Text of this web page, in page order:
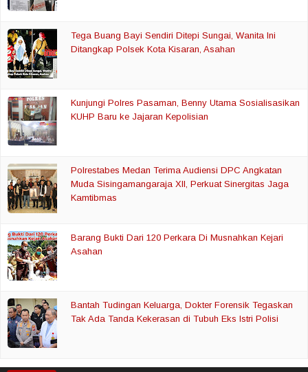
Tega Buang Bayi Sendiri Ditepi Sungai, Wanita Ini
Ditangkap Polsek Kota Kisaran, Asahan
Kunjungi Polres Pasaman, Benny Utama Sosialisasikan
KUHP Baru ke Jajaran Kepolisian
Polrestabes Medan Terima Audiensi DPC Angkatan
Muda Sisingamangaraja XII, Perkuat Sinergitas Jaga
Kamtibmas
Barang Bukti Dari 120 Perkara Di Musnahkan Kejari
Asahan
Bantah Tudingan Keluarga, Dokter Forensik Tegaskan
Tak Ada Tanda Kekerasan di Tubuh Eks Istri Polisi